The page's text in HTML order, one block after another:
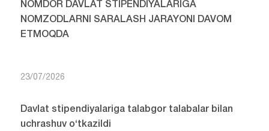
NOMDOR DAVLAT STIPENDIYALARIGA
NOMZODLARNI SARALASH JARAYONI DAVOM
ETMOQDA
23/07/2026
Davlat stipendiyalariga talabgor talabalar bilan
uchrashuv o‘tkazildi